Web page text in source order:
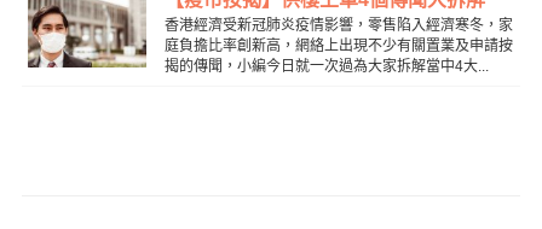
香港經濟受新冠肺炎疫情影響，零售陷入經濟寒冬，家
庭負擔比率創新高，網絡上出現不少有關置業及申請按
揭的傳聞，小編今日就一次過為大家拆解當中4大...